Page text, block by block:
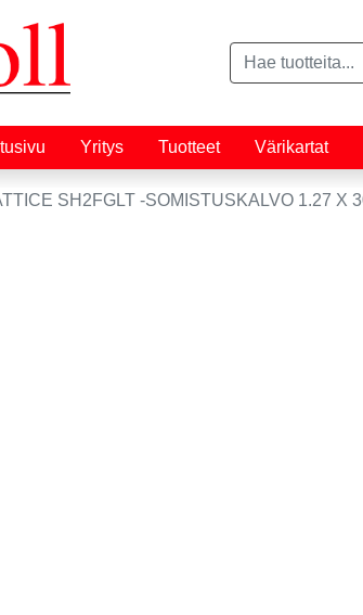
Yritys Tuotteet Värikartat
SH2FGLT -SOMISTUSKALVO 1.27 X